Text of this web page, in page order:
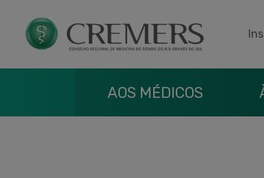
AOS MÉDICOS